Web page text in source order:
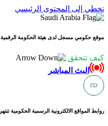
تخطي إلى المحتوى الرئيسي
موقع حكومي مسجل لدى هيئة الحكومة الرقمية
كيف تتحقق
البث المباشر
روابط المواقع الالكترونية الرسمية الحكومية